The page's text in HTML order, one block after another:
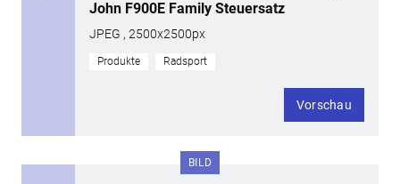
John F900E Family Steuersatz
JPEG , 2500x2500px
Produkte Radsport
Vorschau
BILD